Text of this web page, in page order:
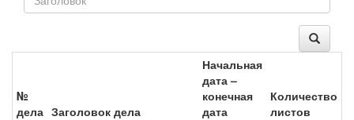
№
дела Заголовок дела
Начальная
дата –
конечная
дата
Количество
листов